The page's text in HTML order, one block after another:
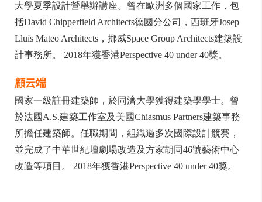
大學夏季設計營舉辦講座。曾在歐洲多個國家工作，包
括David Chipperfield Architects德國分公司，西班牙Josep
Lluís Mateo Architects，挪威Space Group Architects建築設
計事務所。 2018年獲香港Perspective 40 under 40獎。
顧云端
國家一級註冊建築師，於同濟大學獲得建築學學士。曾
於法國A.S.建築工作室及美國Chiasmus Partners建築事務
所擔任建築師。任職期間，組織過多次國際設計競賽，
並完成了中華世紀壇劇場改造及方家胡同46號藝術中心
改造等項目。 2018年獲香港Perspective 40 under 40獎。